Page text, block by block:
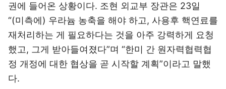
권에 들어온 상황이다. 조현 외교부 장관은 23일
“(미측에) 우라늄 농축을 해야 하고, 사용후 핵연료를
재처리하는 게 필요하다는 것을 아주 강력하게 요청
했고, 그게 받아들여졌다”며 “한미 간 원자력협력협
정 개정에 대한 협상을 곧 시작할 계획”이라고 말했
다.